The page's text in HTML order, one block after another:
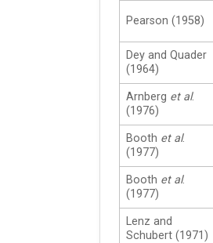
Pearson (1958)
Dey and Quader
(1964)
Arnberg et al.
(1976)
Booth et al.
(1977)
Booth et al.
(1977)
Lenz and
Schubert (1971)